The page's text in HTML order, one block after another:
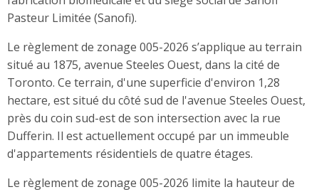
Pasteur Limitée (Sanofi).
Le règlement de zonage 005-2026 s’applique au terrain
situé au 1875, avenue Steeles Ouest, dans la cité de
Toronto. Ce terrain, d'une superficie d'environ 1,28
hectare, est situé du côté sud de l'avenue Steeles Ouest,
près du coin sud-est de son intersection avec la rue
Dufferin. Il est actuellement occupé par un immeuble
d'appartements résidentiels de quatre étages.
Le règlement de zonage 005-2026 limite la hauteur de